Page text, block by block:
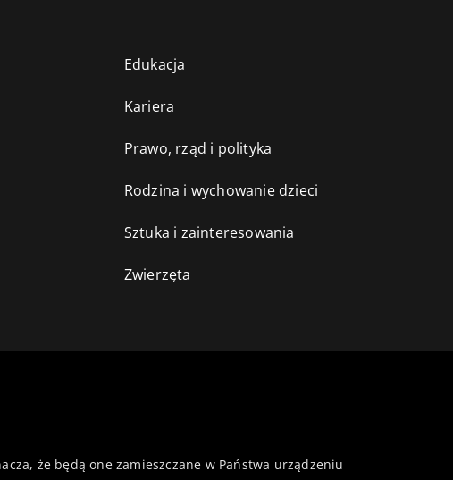
Edukacja
Kariera
Prawo, rząd i polityka
Rodzina i wychowanie dzieci
Sztuka i zainteresowania
Zwierzęta
że będą one zamieszczane w Państwa urządzeniu